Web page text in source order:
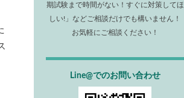
期試験まで時間がない！すぐに対策してほ
しい!」などご相談だけでも構いません！
お気軽にご相談ください！
Line@でのお問い合わせ